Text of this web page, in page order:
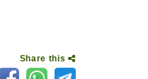
Share this